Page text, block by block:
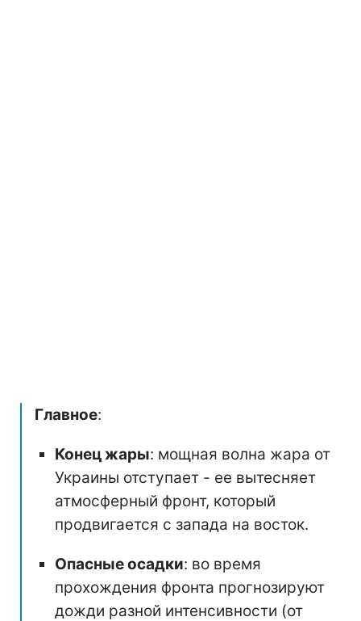
Главное:
Конец жары: мощная волна жара от
Украины отступает - ее вытесняет
атмосферный фронт, который
продвигается с запада на восток.
Опасные осадки: во время
прохождения фронта прогнозируют
дожди разной интенсивности (от